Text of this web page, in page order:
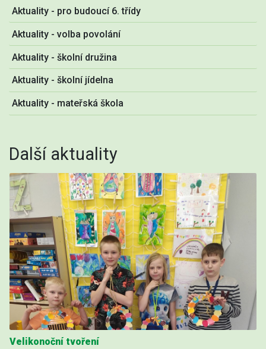
Aktuality - pro budoucí 6. třídy
Aktuality - volba povolání
Aktuality - školní družina
Aktuality - školní jídelna
Aktuality - mateřská škola
Další aktuality
Velikonoční tvoření